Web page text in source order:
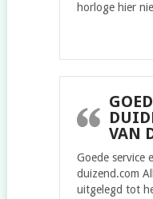
horloge hier
VAN
Goede service
duizend.com
uitgelegd tot